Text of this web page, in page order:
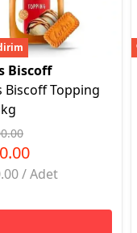
Biscoff
Biscoff Topping
/ Adet